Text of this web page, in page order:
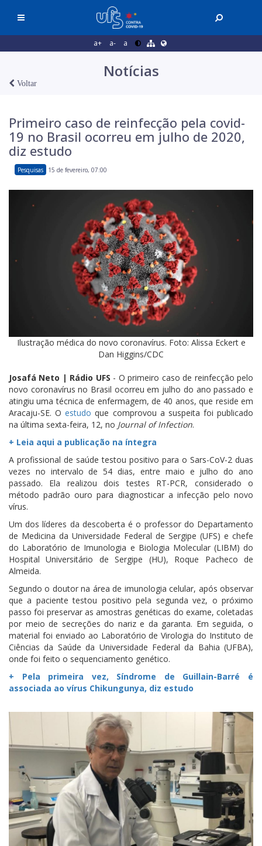
a+ a- a
Notícias
Voltar
Primeiro caso de reinfecção pela covid-
19 no Brasil ocorreu em julho de 2020,
diz estudo
Pesquisas 15 de fevereiro, 07:00
Ilustração médica do novo coronavírus. Foto: Alissa Eckert e
Dan Higgins/CDC
Josafá Neto | Rádio UFS - O primeiro caso de reinfecção pelo
novo coronavírus no Brasil ocorreu em julho do ano passado e
atingiu uma técnica de enfermagem, de 40 anos, que reside em
Aracaju-SE. Oestudoque comprovou a suspeita foi publicado
na última sexta-feira, 12, no Journal of Infection.
+ Leia aqui a publicação na íntegra
A profissional de saúde testou positivo para o Sars-CoV-2 duas
vezes no intervalo de 54 dias, entre maio e julho do ano
passado. Ela realizou dois testes RT-PCR, considerado o
método padrão ouro para diagnosticar a infecção pelo novo
vírus.
Um dos líderes da descoberta é o professor do Departamento
de Medicina da Universidade Federal de Sergipe (UFS) e chefe
do Laboratório de Imunologia e Biologia Molecular (LIBM) do
Hospital Universitário de Sergipe (HU), Roque Pacheco de
Almeida.
Segundo o doutor na área de imunologia celular, após observar
que a paciente testou positivo pela segunda vez, o próximo
passo foi preservar as amostras genéticas do exame, coletadas
por meio de secreções do nariz e da garanta. Em seguida, o
material foi enviado ao Laboratório de Virologia do Instituto de
Ciências da Saúde da Universidade Federal da Bahia (UFBA),
onde foi feito o sequenciamento genético.
+ Pela primeira vez, Síndrome de Guillain-Barré é
associada ao vírus Chikungunya, diz estudo